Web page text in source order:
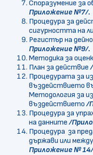
Споразумение за
Приложение №7/.
Процедура за
сигурността на
Регистър на
Приложение №9/.
Методика за
План за действие
Процедурата за
въздействието
Методология за
въздействието/
Процедура за
на данните/
Процедура за
държави или
Приложение №